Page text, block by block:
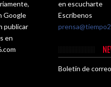
Google
publicar
en
en escucharte
Escríbenos
Boletín de